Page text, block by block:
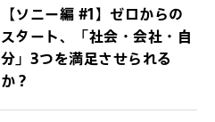
【ソニー編 #1】ゼロからの
スタート、「社会・会社・自
分」3つを満足させられる
か？